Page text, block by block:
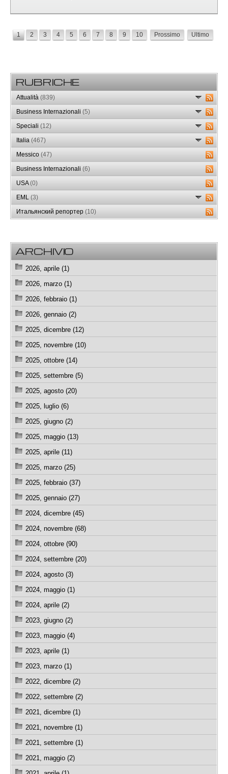
1 2 3 4 5 6 7 8 9 10 Prossimo Ultimo
RUBRICHE
Attualità (839)
Business Internazionali (5)
Speciali (12)
Italia (467)
Messico (47)
Business Internazionali (6)
USA(0)
EML (3)
Итальянский репортер (10)
ARCHIVIO
2026, aprile (1)
2026, marzo (1)
2026, febbraio (1)
2026, gennaio (2)
2025, dicembre (12)
2025, novembre (10)
2025, ottobre (14)
2025, settembre (5)
2025, agosto (20)
2025, luglio (6)
2025, giugno (2)
2025, maggio (13)
2025, aprile (11)
2025, marzo (25)
2025, febbraio (37)
2025, gennaio (27)
2024, dicembre (45)
2024, novembre (68)
2024, ottobre (90)
2024, settembre (20)
2024, agosto (3)
2024, maggio (1)
2024, aprile (2)
2023, giugno (2)
2023, maggio (4)
2023, aprile (1)
2023, marzo (1)
2022, dicembre (2)
2022, settembre (2)
2021, dicembre (1)
2021, novembre (1)
2021, settembre (1)
2021, maggio (2)